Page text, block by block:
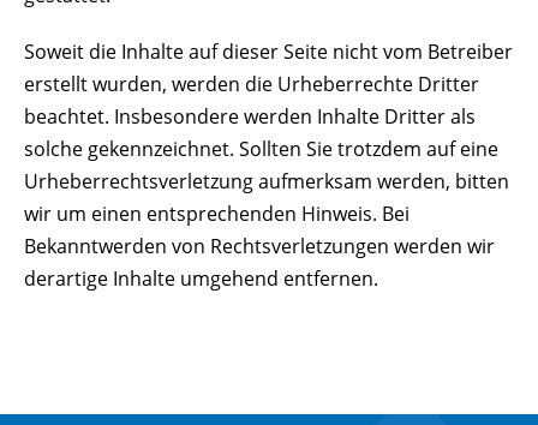
Soweit die Inhalte auf dieser Seite nicht vom Betreiber
erstellt wurden, werden die Urheberrechte Dritter
beachtet. Insbesondere werden Inhalte Dritter als
solche gekennzeichnet. Sollten Sie trotzdem auf eine
Urheberrechtsverletzung aufmerksam werden, bitten
wir um einen entsprechenden Hinweis. Bei
Bekanntwerden von Rechtsverletzungen werden wir
derartige Inhalte umgehend entfernen.